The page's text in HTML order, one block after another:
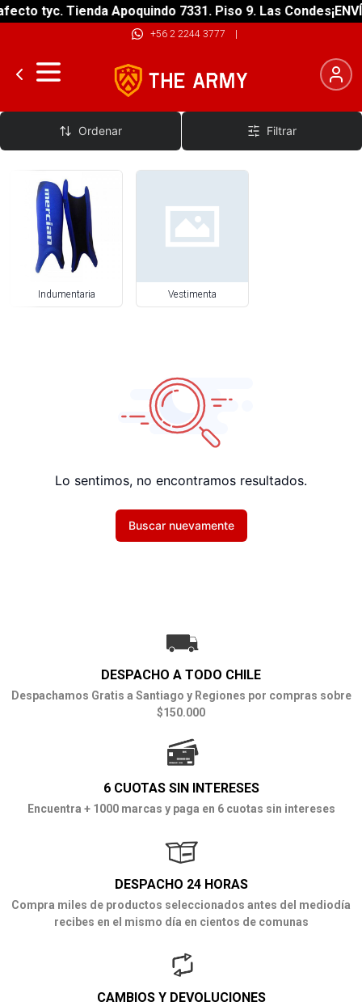
tyc. Tienda Apoquindo 7331. Piso 9. Las Condes
+56 2 2244 3777 |
Hockey
Ordenar Filtrar
Indumentaria Vestimenta
Lo sentimos, no encontramos resultados.
Buscar nuevamente
DESPACHO A TODO CHILE
Despachamos Gratis a Santiago y Regiones por compras sobre
$150.000
6 CUOTAS SIN INTERESES
Encuentra + 1000 marcas y paga en 6 cuotas sin intereses
DESPACHO 24 HORAS
Compra miles de productos seleccionados antes del mediodía
recibes en el mismo día en cientos de comunas
CAMBIOS Y DEVOLUCIONES